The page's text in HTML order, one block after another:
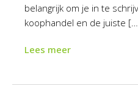
belangrijk om je in te
koophandel en de juiste
Lees meer